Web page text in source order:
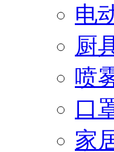
电
厨
喷
口
家